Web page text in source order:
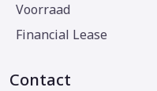
Voorraad
Financial Lease
Contact